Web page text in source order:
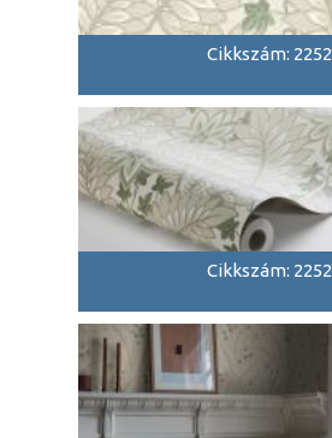
Cikkszám: 2252
Cikkszám: 2252